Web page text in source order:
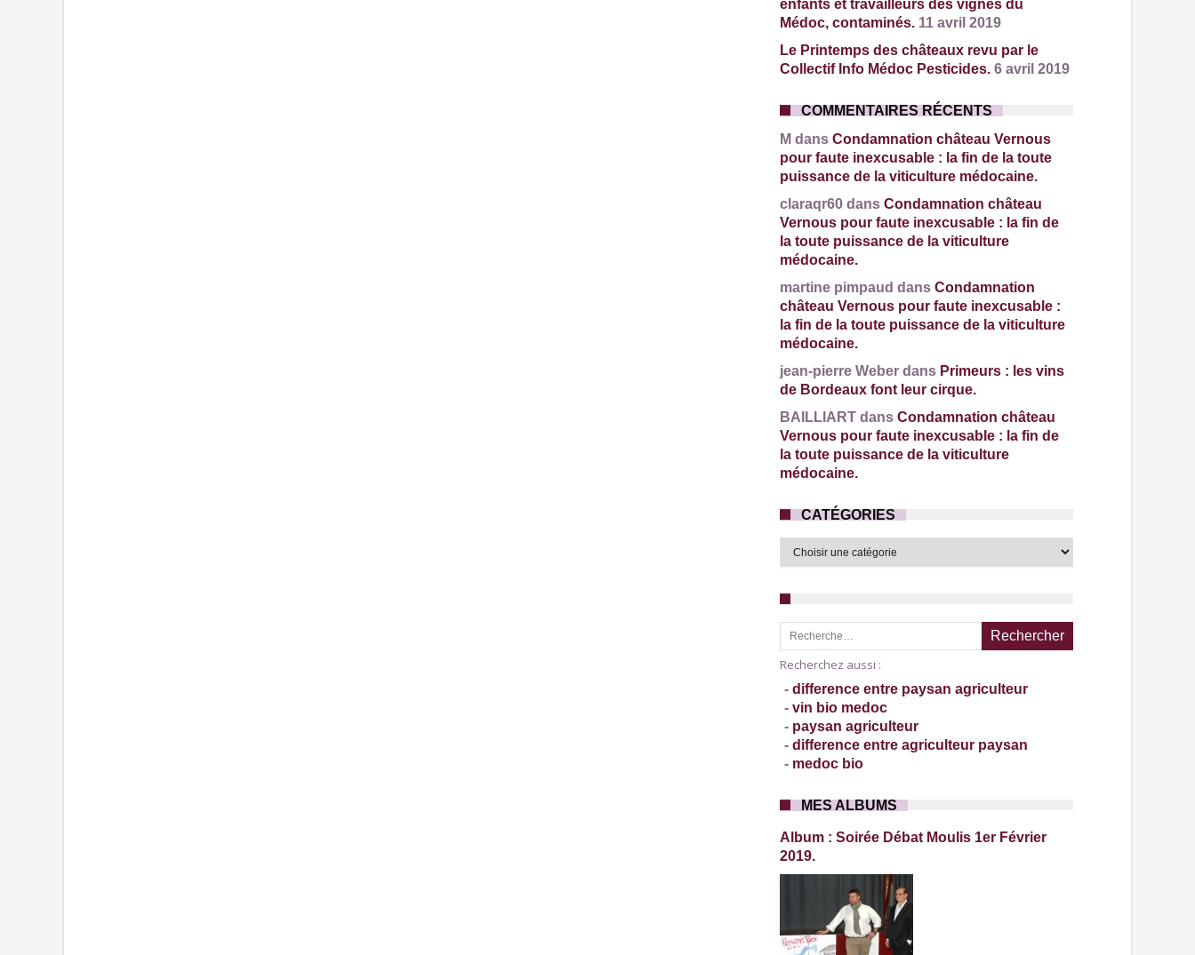
enfants et travailleurs des vignes du
Médoc, contaminés. 11 avril 2019
Le Printemps des châteaux revu par le
Collectif Info Médoc Pesticides. 6 avril 2019
COMMENTAIRES RÉCENTS
M dans Condamnation château Vernous
pour faute inexcusable : la fin de la toute
puissance de la viticulture médocaine.
claraqr60 dans Condamnation château
Vernous pour faute inexcusable : la fin de
la toute puissance de la viticulture
médocaine.
martine pimpaud dans Condamnation
château Vernous pour faute inexcusable :
la fin de la toute puissance de la viticulture
médocaine.
jean-pierre Weber dans Primeurs : les vins
de Bordeaux font leur cirque.
BAILLIART dans Condamnation château
Vernous pour faute inexcusable : la fin de
la toute puissance de la viticulture
médocaine.
CATÉGORIES
Recherche pour :
Recherchez aussi :
- difference entre paysan agriculteur
- vin bio medoc
- paysan agriculteur
- difference entre agriculteur paysan
- medoc bio
MES ALBUMS
Album : Soirée Débat Moulis 1er Février
2019.